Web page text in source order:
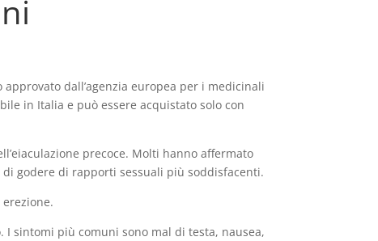
dall’agenzia europea per i medicinali
in Italia e può essere acquistato solo con
precoce. Molti hanno affermato
godere di rapporti sessuali più soddisfacenti.
sintomi più comuni sono mal di testa, nausea,